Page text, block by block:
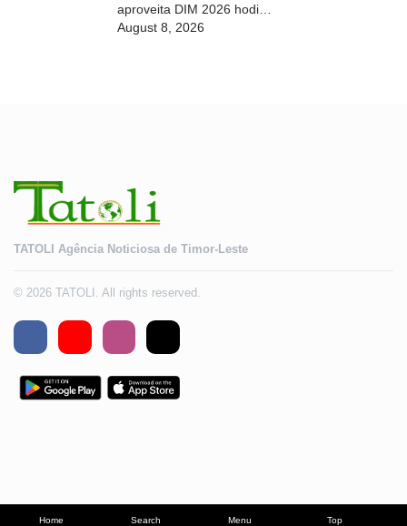
Home Search Menu Top
aproveita DIM 2026 hodi
dezenvolve kapasidade
August 8, 2026
TATOLI Agência Noticiosa de Timor-Leste
© 2026 TATOLI. All rights reserved.